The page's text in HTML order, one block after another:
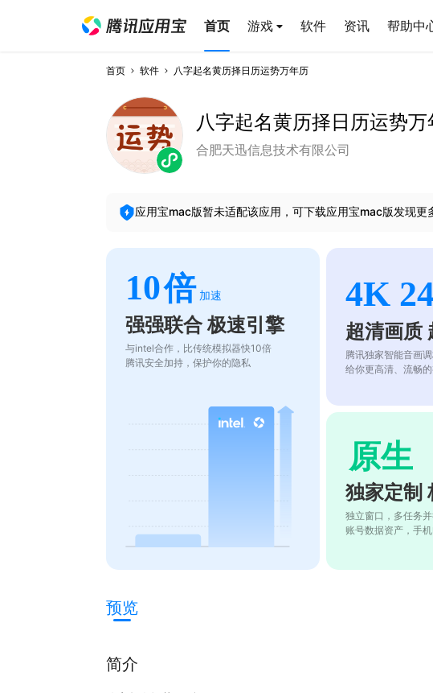
首页 游戏 软件 资讯 帮助中
首页 软件 八字起名黄历择日历运势万年历
八字起名黄历择日历运势万
合肥天迅信息技术有限公司
应用宝mac版暂未适配该应用，可下载应用宝mac版发现更
10倍 加速
强强联合 极速引擎
与intel合作，比传统模拟器快10倍
腾讯安全加持，保护你的隐私
4K
超清画质
腾讯独家智能音画
给你更高清、流畅
原生
独家定制
独立窗口，多任务
账号数据资产，手
预览
简介